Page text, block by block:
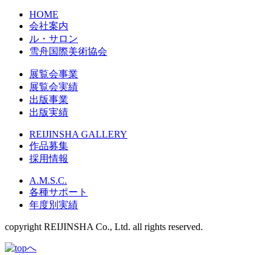
HOME
会社案内
ル・サロン
雪舟国際美術協会
展覧会事業
展覧会実績
出版事業
出版実績
REIJINSHA GALLERY
作品募集
採用情報
A.M.S.C.
各種サポート
年度別実績
copyright REIJINSHA Co., Ltd. all rights reserved.